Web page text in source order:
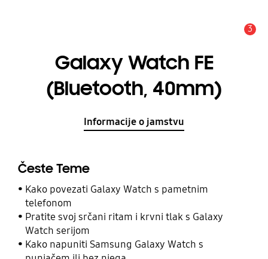
3
Galaxy Watch FE
(Bluetooth, 40mm)
Informacije o jamstvu
Česte Teme
Kako povezati Galaxy Watch s pametnim
telefonom
Pratite svoj srčani ritam i krvni tlak s Galaxy
Watch serijom
Kako napuniti Samsung Galaxy Watch s